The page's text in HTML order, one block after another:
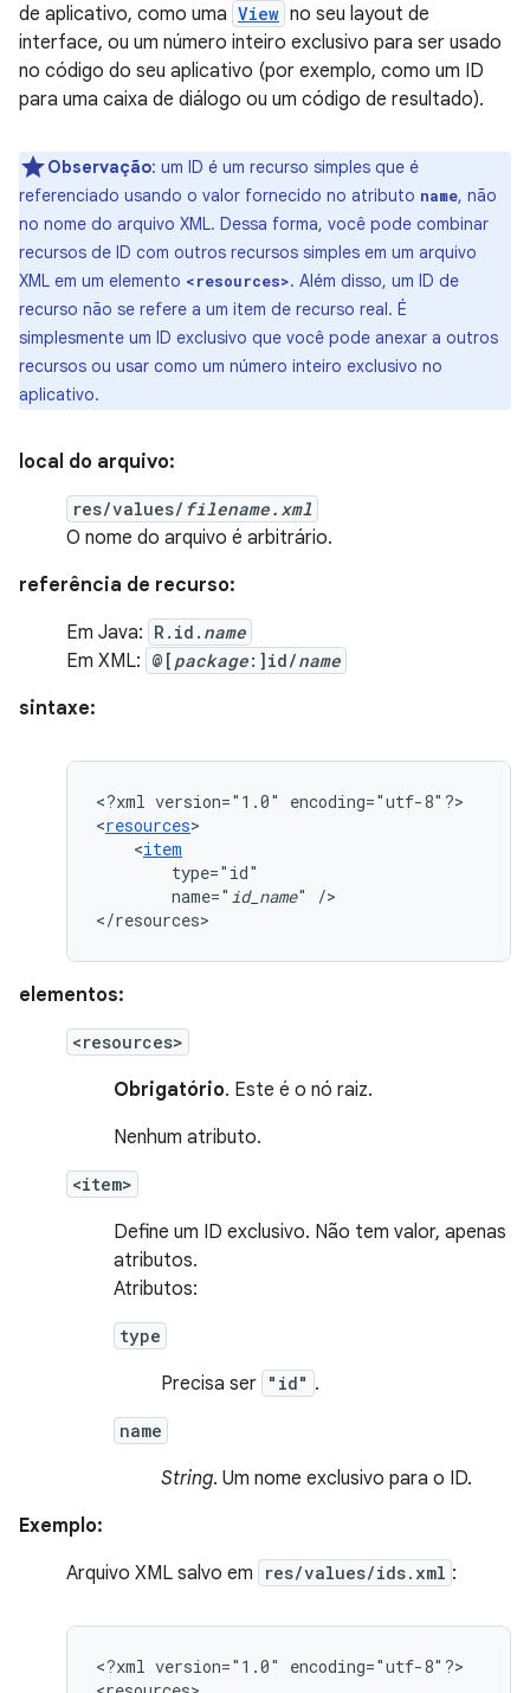
de aplicativo, como uma View no seu layout de
interface, ou um número inteiro exclusivo para ser usado
no código do seu aplicativo (por exemplo, como um ID
para uma caixa de diálogo ou um código de resultado).
Observação: um ID é um recurso simples que é
referenciado usando o valor fornecido no atributo name, não
no nome do arquivo XML. Dessa forma, você pode combinar
recursos de ID com outros recursos simples em um arquivo
XML em um elemento <resources>. Além disso, um ID de
recurso não se refere a um item de recurso real. É
simplesmente um ID exclusivo que você pode anexar a outros
recursos ou usar como um número inteiro exclusivo no
aplicativo.
local do arquivo:
res/values/ filename.xml
O nome do arquivo é arbitrário.
referência de recurso:
Em Java: R.id. name
Em XML: @[ package:]id/name
sintaxe:
<?xml version="1.0"
encoding="utf-8"?>
<resources
<item
name=" id_name"
/>
</resources>
elementos:
<resources>
Obrigatório. Este é o nó raiz.
Nenhum atributo.
<item>
Define um ID exclusivo. Não tem valor, apenas
atributos.
Atributos:
type
Precisa ser "id" .
name
String. Um nome exclusivo para o ID.
Exemplo:
Arquivo XML salvo em
res/values/ids.xml :
<?xml version="1.0"
encoding="utf-8"?>